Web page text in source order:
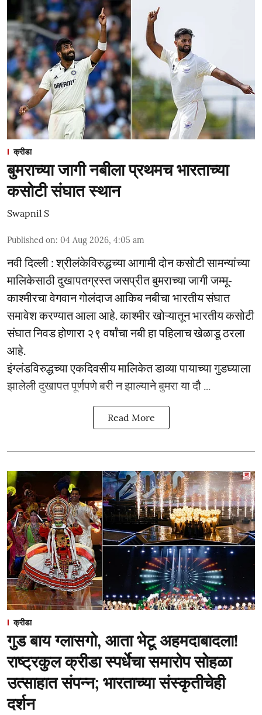
क्रीडा
बुमराच्या जागी नबीला प्रथमच भारताच्या
कसोटी संघात स्थान
Swapnil S
Published on: 04 Aug 2026, 4:05 am
नवी दिल्ली : श्रीलंकेविरुद्धच्या आगामी दोन कसोटी सामन्यांच्या
मालिकेसाठी दुखापतग्रस्त जसप्रीत बुमराच्या जागी जम्मू-
काश्मीरचा वेगवान गोलंदाज आकिब नबीचा भारतीय संघात
समावेश करण्यात आला आहे. काश्मीर खोऱ्यातून भारतीय कसोटी
संघात निवड होणारा २९ वर्षांचा नबी हा पहिलाच खेळाडू ठरला
आहे.
इंग्लंडविरुद्धच्या एकदिवसीय मालिकेत डाव्या पायाच्या गुडघ्याला
झालेली दुखापत पूर्णपणे बरी न झाल्याने बुमरा या दौ ...
Read More
क्रीडा
गुड बाय ग्लासगो, आता भेटू अहमदाबादला!
राष्ट्रकुल क्रीडा स्पर्धेचा समारोप सोहळा
उत्साहात संपन्न; भारताच्या संस्कृतीचेही
दर्शन